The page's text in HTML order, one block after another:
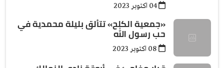
«جمعية الكلح» تتألق بليلة محمدية في
حب رسول الله